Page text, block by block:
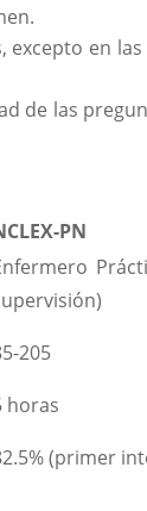
en
de las
PN
205
horas
(primer